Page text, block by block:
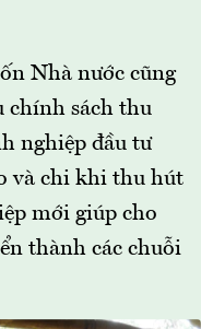
Nhà nước cũng
chính sách thu
nghiệp đầu tư
và chi khi thu hút
mới giúp cho
thành các chuỗi